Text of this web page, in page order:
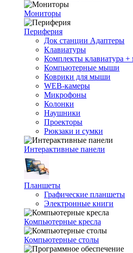
Мониторы
Периферия
Док станции Адаптеры
Клавиатуры
Комплекты клавиатура
Компьютерные мыши
Коврики для мыши
WEB-камеры
Микрофоны
Колонки
Наушники
Проекторы
Рюкзаки и сумки
Интерактивные панели
Планшеты
Графические планшеты
Электронные книги
Компьютерные кресла
Компьютерные столы